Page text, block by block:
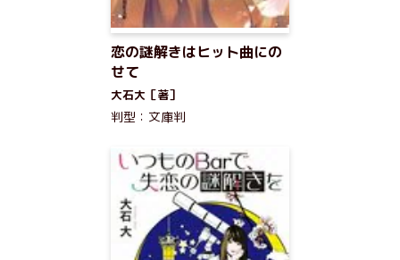
恋の謎解きはヒット曲にの
せて
大石大［著］
判型：文庫判